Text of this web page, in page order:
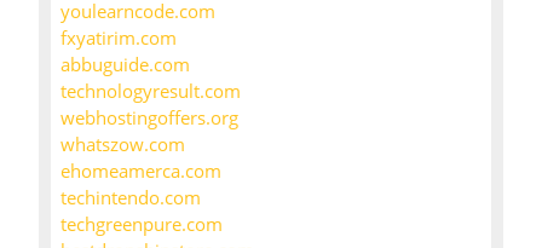
youlearncode.com
fxyatirim.com
abbuguide.com
technologyresult.com
webhostingoffers.org
whatszow.com
ehomeamerca.com
techintendo.com
techgreenpure.com